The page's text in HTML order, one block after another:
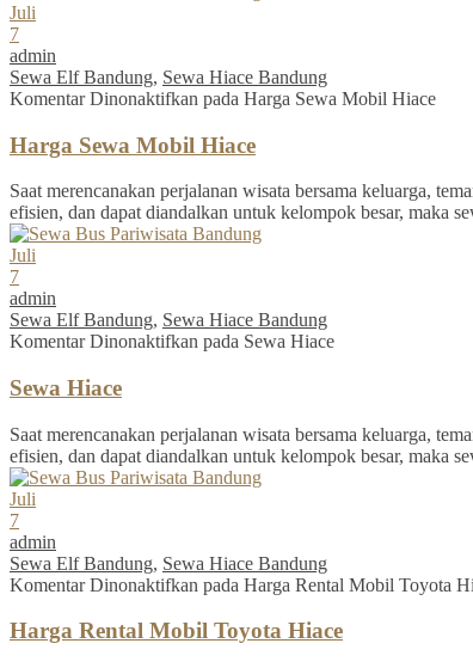
Juli
7
admin
Sewa Elf Bandung, Sewa Hiace Bandung
Komentar Dinonaktifkan pada Harga Sewa Mobil Hiace
Harga Sewa Mobil Hiace
Saat merencanakan perjalanan wisata bersama keluarga,
efisien, dan dapat diandalkan untuk kelompok besar, maka
Juli
7
admin
Sewa Elf Bandung, Sewa Hiace Bandung
Komentar Dinonaktifkan pada Sewa Hiace
Sewa Hiace
Saat merencanakan perjalanan wisata bersama keluarga,
efisien, dan dapat diandalkan untuk kelompok besar, maka
Juli
7
admin
Sewa Elf Bandung, Sewa Hiace Bandung
Komentar Dinonaktifkan pada Harga Rental Mobil Toyota
Harga Rental Mobil Toyota Hiace